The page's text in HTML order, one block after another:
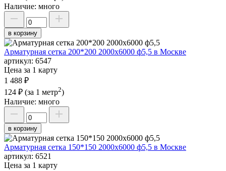
Наличие: много
в корзину
Арматурная сетка 200*200 2000х6000 ф5,5 в Москве
артикул: 6547
Цена за 1 карту
1 488 ₽
124 ₽ (за 1 метр2)
Наличие: много
в корзину
Арматурная сетка 150*150 2000х6000 ф5,5 в Москве
артикул: 6521
Цена за 1 карту